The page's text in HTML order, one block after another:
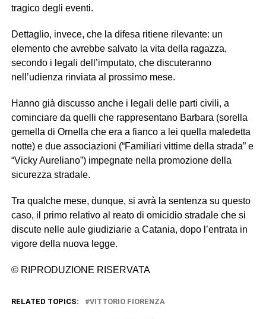
tragico degli eventi.
Dettaglio, invece, che la difesa ritiene rilevante: un
elemento che avrebbe salvato la vita della ragazza,
secondo i legali dell’imputato, che discuteranno
nell’udienza rinviata al prossimo mese.
Hanno già discusso anche i legali delle parti civili, a
cominciare da quelli che rappresentano Barbara (sorella
gemella di Ornella che era a fianco a lei quella maledetta
notte) e due associazioni (“Familiari vittime della strada” e
“Vicky Aureliano”) impegnate nella promozione della
sicurezza stradale.
Tra qualche mese, dunque, si avrà la sentenza su questo
caso, il primo relativo al reato di omicidio stradale che si
discute nelle aule giudiziarie a Catania, dopo l’entrata in
vigore della nuova legge.
© RIPRODUZIONE RISERVATA
RELATED TOPICS: VITTORIO FIORENZA